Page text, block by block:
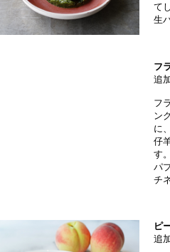
て
生
フ
追
フ
ン
に
仔
す。
パ
チ
ピ
追